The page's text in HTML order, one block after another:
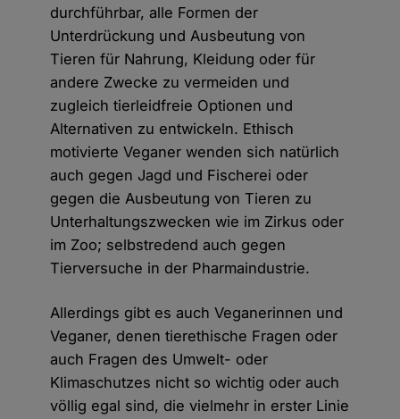
durchführbar, alle Formen der
Unterdrückung und Ausbeutung von
Tieren für Nahrung, Kleidung oder für
andere Zwecke zu vermeiden und
zugleich tierleidfreie Optionen und
Alternativen zu entwickeln. Ethisch
motivierte Veganer wenden sich natürlich
auch gegen Jagd und Fischerei oder
gegen die Ausbeutung von Tieren zu
Unterhaltungszwecken wie im Zirkus oder
im Zoo; selbstredend auch gegen
Tierversuche in der Pharmaindustrie.
Allerdings gibt es auch Veganerinnen und
Veganer, denen tierethische Fragen oder
auch Fragen des Umwelt- oder
Klimaschutzes nicht so wichtig oder auch
völlig egal sind, die vielmehr in erster Linie